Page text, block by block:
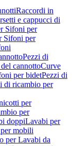
Raccordi in
e cappucci di
Sifoni per
Sifoni per
Pezzi di
cannottoCurve
per bidetPezzi di
di ricambio per
per
per
doppiLavabi per
mobili
per Lavabi da